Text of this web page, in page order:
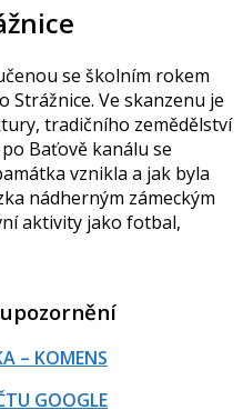
se školním rokem
Strážnice. Ve skanzenu je
tradičního zemědělství
Baťově kanálu se
vznikla a jak byla
nádherným zámeckým
aktivity jako fotbal,
– KOMENS
GOOGLE